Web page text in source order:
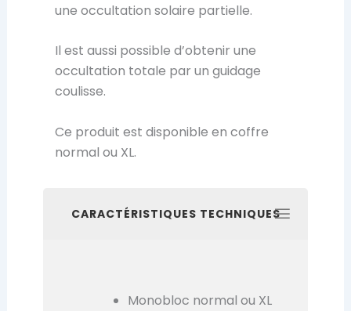
une occultation solaire partielle.
Il est aussi possible d’obtenir une
occultation totale par un guidage
coulisse.
Ce produit est disponible en coffre
normal ou XL.
CARACTÉRISTIQUES TECHNIQUES
Monobloc normal ou XL